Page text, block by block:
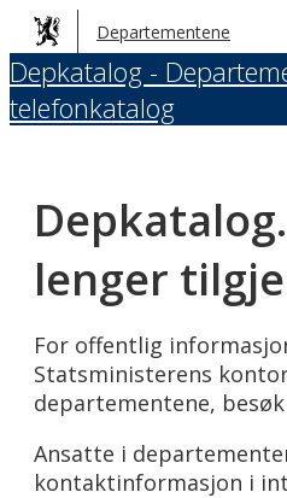
Hopp
til
hovedinnhold
Departementene
Depkatalog -
telefonkatalog
lenger
For offentlig
Statsministerens
departementene, besøk
Ansatte i
kontaktinformasjon i